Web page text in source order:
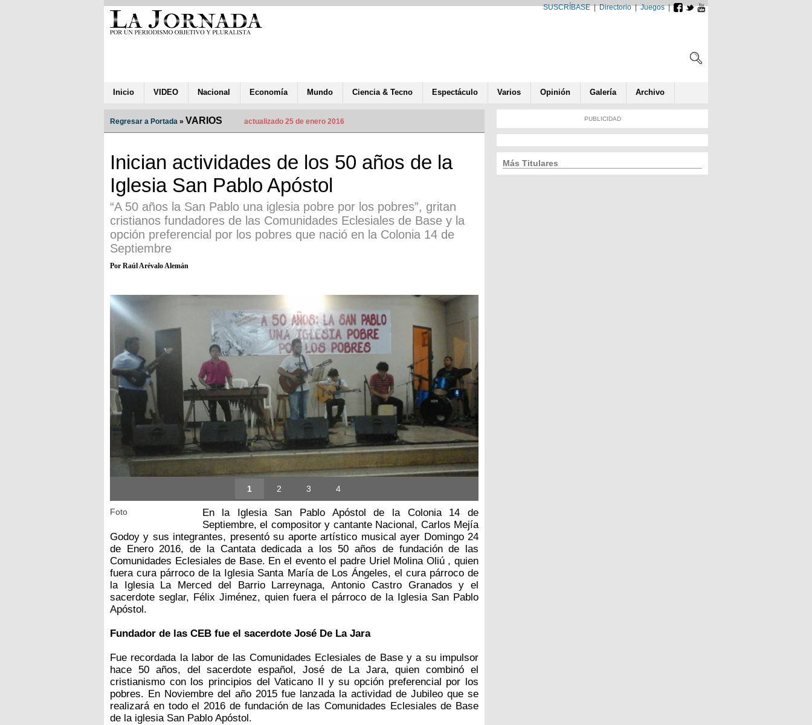
SUSCRÍBASE|Directorio|Juegos|
Inicio VIDEO Nacional Economía Mundo Ciencia & Tecno Espectáculo Varios Opinión Galería Archivo
Regresar a Portada » VARIOS actualizado 25 de enero 2016
Inician actividades de los 50 años de la
Iglesia San Pablo Apóstol
“A 50 años la San Pablo una iglesia pobre por los pobres”, gritan
cristianos fundadores de las Comunidades Eclesiales de Base y la
opción preferencial por los pobres que nació en la Colonia 14 de
Septiembre
Por Raúl Arévalo Alemán
1 2 3 4
Foto
En la Iglesia San Pablo Apóstol de la Colonia 14 de
Septiembre, el compositor y cantante Nacional, Carlos Mejía
Godoy y sus integrantes, presentó su aporte artístico musical ayer Domingo 24
de Enero 2016, de la Cantata dedicada a los 50 años de fundación de las
Comunidades Eclesiales de Base. En el evento el padre Uriel Molina Oliú , quien
fuera cura párroco de la Iglesia Santa María de Los Ángeles, el cura párroco de
la Iglesia La Merced del Barrio Larreynaga, Antonio Castro Granados y el
sacerdote seglar, Félix Jiménez, quien fuera el párroco de la Iglesia San Pablo
Apóstol.
Fundador de las CEB fue el sacerdote José De La Jara
Fue recordada la labor de las Comunidades Eclesiales de Base y a su impulsor
hace 50 años, del sacerdote español, José de La Jara, quien combinó el
cristianismo con los principios del Vaticano II y su opción preferencial por los
pobres. En Noviembre del año 2015 fue lanzada la actividad de Jubileo que se
realizará en todo el 2016 de fundación de las Comunidades Eclesiales de Base
de la iglesia San Pablo Apóstol.
PUBLICIDAD
Más Titulares